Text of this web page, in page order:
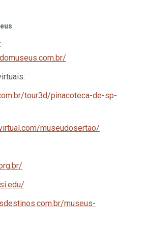
tour3d/pinacoteca-de-sp-
museudosertao/
museus-